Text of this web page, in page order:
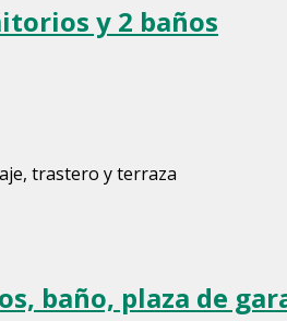
y 2 baños
baño, plaza de